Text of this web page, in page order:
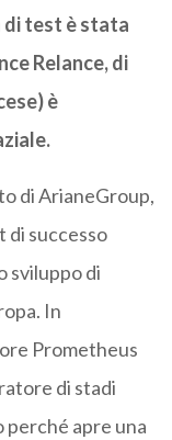
di test è stata
Relance, di
è
di ArianeGroup,
di successo
sviluppo di
In
Prometheus
di stadi
apre una